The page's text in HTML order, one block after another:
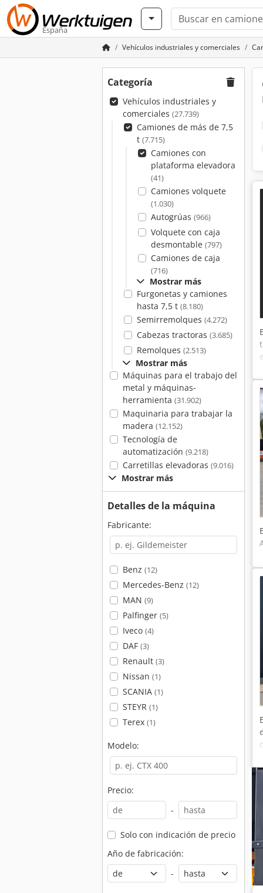
España
Vehículos industriales y comerciales
Categoría
Vehículos industriales y
comerciales (27.739)
Camiones de más de 7,5
t (7.715)
Camiones con
plataforma elevadora
(41)
Camiones volquete
(1.030)
Autogrúas (966)
Volquete con caja
desmontable (797)
Camiones de caja
(716)
Mostrar más
Furgonetas y camiones
hasta 7,5 t (8.180)
Semirremolques (4.272)
Cabezas tractoras (3.685)
Remolques (2.513)
Mostrar más
Máquinas para el trabajo del
metal y máquinas-
herramienta (31.902)
Maquinaria para trabajar la
madera (12.152)
Tecnología de
automatización (9.218)
Carretillas elevadoras (9.016)
Mostrar más
Detalles de la máquina
Fabricante:
Benz (12)
Mercedes-Benz (12)
MAN (9)
Palfinger (5)
Iveco (4)
DAF (3)
Renault (3)
Nissan (1)
SCANIA (1)
STEYR (1)
Terex (1)
Modelo:
Precio:
-
Solo con indicación de precio
Año de fabricación:
-